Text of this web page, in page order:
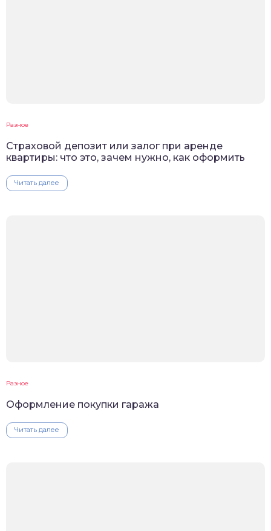
Разное
Cтраховой депозит или залог при аренде
квартиры: что это, зачем нужно, как оформить
Читать далее
Разное
Оформление покупки гаража
Читать далее